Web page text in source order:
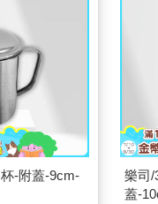
-附蓋-9cm-
樂司/
蓋-